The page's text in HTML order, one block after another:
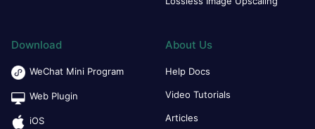
Download
WeChat Mini Program
Web Plugin
iOS
About Us
Help Docs
Video Tutorials
Articles